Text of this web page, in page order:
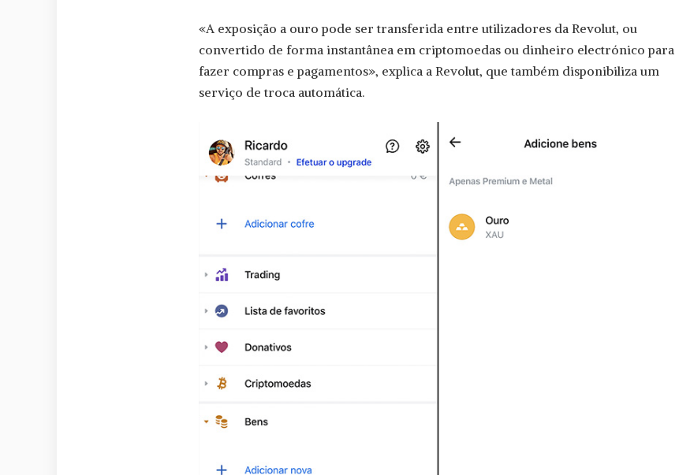
«A exposição a ouro pode ser transferida entre utilizadores da Revolut, ou
convertido de forma instantânea em criptomoedas ou dinheiro electrónico para
fazer compras e pagamentos», explica a Revolut, que também disponibiliza um
serviço de troca automática.